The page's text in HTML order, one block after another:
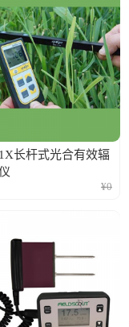
长杆式光合有效辐
¥0